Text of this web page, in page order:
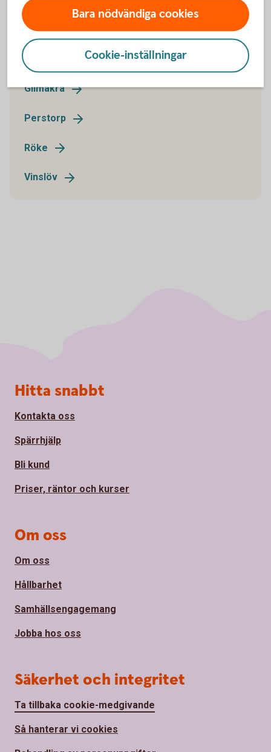
Välj det kontor som du vill skicka din
ansökan till:
Glimåkra
Perstorp
Röke
Vinslöv
Bara nödvändiga cookies
Cookie-inställningar
Sidfot
Hitta snabbt
Kontakta oss
Spärrhjälp
Bli kund
Priser, räntor och kurser
Om oss
Om oss
Hållbarhet
Samhällsengagemang
Jobba hos oss
Säkerhet och integritet
Ta tillbaka cookie-medgivande
Så hanterar vi cookies